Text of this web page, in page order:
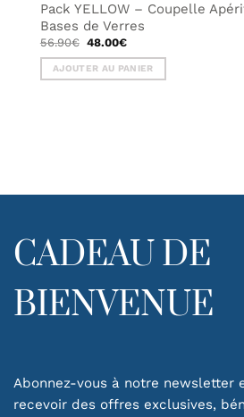
Pack YELLOW – Coupelle
Bases de Verres
56.90€ Le
initial
était :
56.90€.
48.00€Le
actuel
est :
48.00€.
AJOUTER AU PANIER
CADEAU DE
BIENVENUE
Abonnez-vous à notre newsletter
recevoir des offres exclusives,